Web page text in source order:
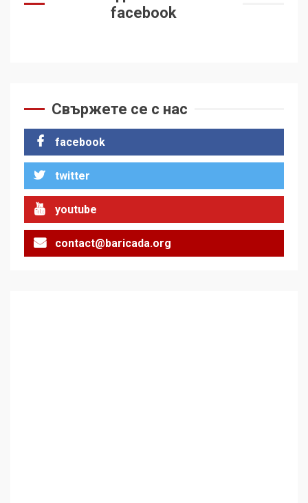
facebook
Свържете се с нас
facebook
twitter
youtube
contact@baricada.org